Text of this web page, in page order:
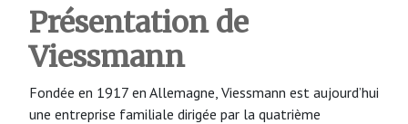
Présentation de
Viessmann
Fondée en 1917 en Allemagne, Viessmann est aujourd’hui
une entreprise familiale dirigée par la quatrième